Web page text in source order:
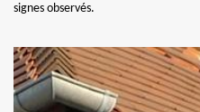
signes observés.